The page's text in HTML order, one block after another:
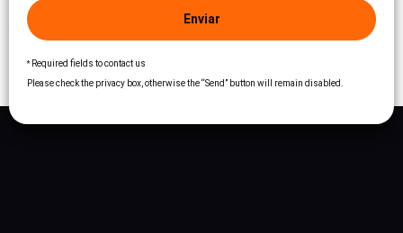
Enviar
* Required fields to contact us
Please check the privacy box, otherwise the “Send” button will remain disabled.